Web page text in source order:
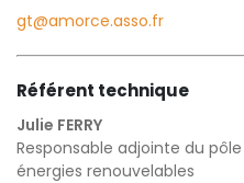
gt@amorce.asso.fr
Référent technique
Julie FERRY
Responsable adjointe du
énergies renouvelables